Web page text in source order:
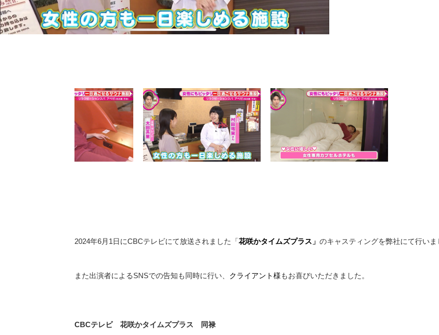
2024年6月1日にCBCテレビにて放送されました「花咲かタイムズプラス 」 のキャスティングを弊社にて行いま
また出演者によるSNSでの告知も同時に行い、 クライアント様 もお喜びいただきました。
CBCテレビ 花咲かタイムズプラス 同禄